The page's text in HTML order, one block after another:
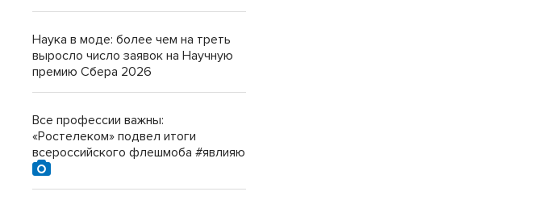
Наука в моде: более чем на треть
выросло число заявок на Научную
премию Сбера 2026
Все профессии важны:
«Ростелеком» подвел итоги
всероссийского флешмоба #явлияю